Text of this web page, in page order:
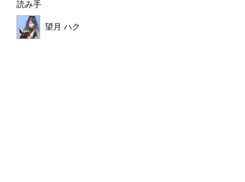
読み手
望月 ハク